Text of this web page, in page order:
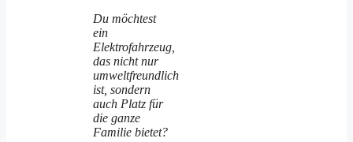
Du möchtest
ein
Elektrofahrzeug,
das nicht nur
umweltfreundlich
ist, sondern
auch Platz für
die ganze
Familie bietet?